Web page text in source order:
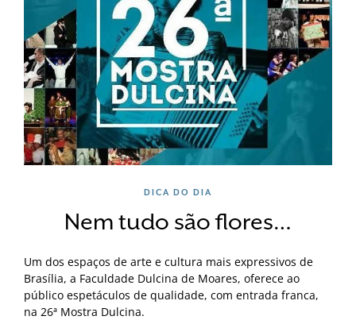
DICA DO DIA
Nem tudo são flores…
Um dos espaços de arte e cultura mais expressivos de
Brasília, a Faculdade Dulcina de Moares, oferece ao
público espetáculos de qualidade, com entrada franca,
na 26ª Mostra Dulcina.